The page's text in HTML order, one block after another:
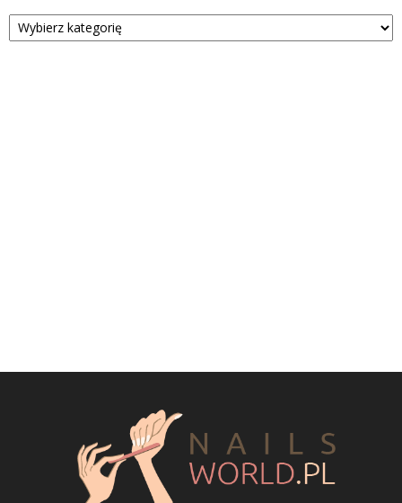
Kategorie